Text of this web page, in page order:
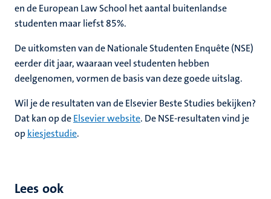
en de European Law School het aantal buitenlandse
studenten maar liefst 85%.
De uitkomsten van de Nationale Studenten Enquête (NSE)
eerder dit jaar, waaraan veel studenten hebben
deelgenomen, vormen de basis van deze goede uitslag.
Wil je de resultaten van de Elsevier Beste Studies bekijken?
Dat kan op deElsevier website. De NSE-resultaten vind je
opkiesjestudie.
Lees ook